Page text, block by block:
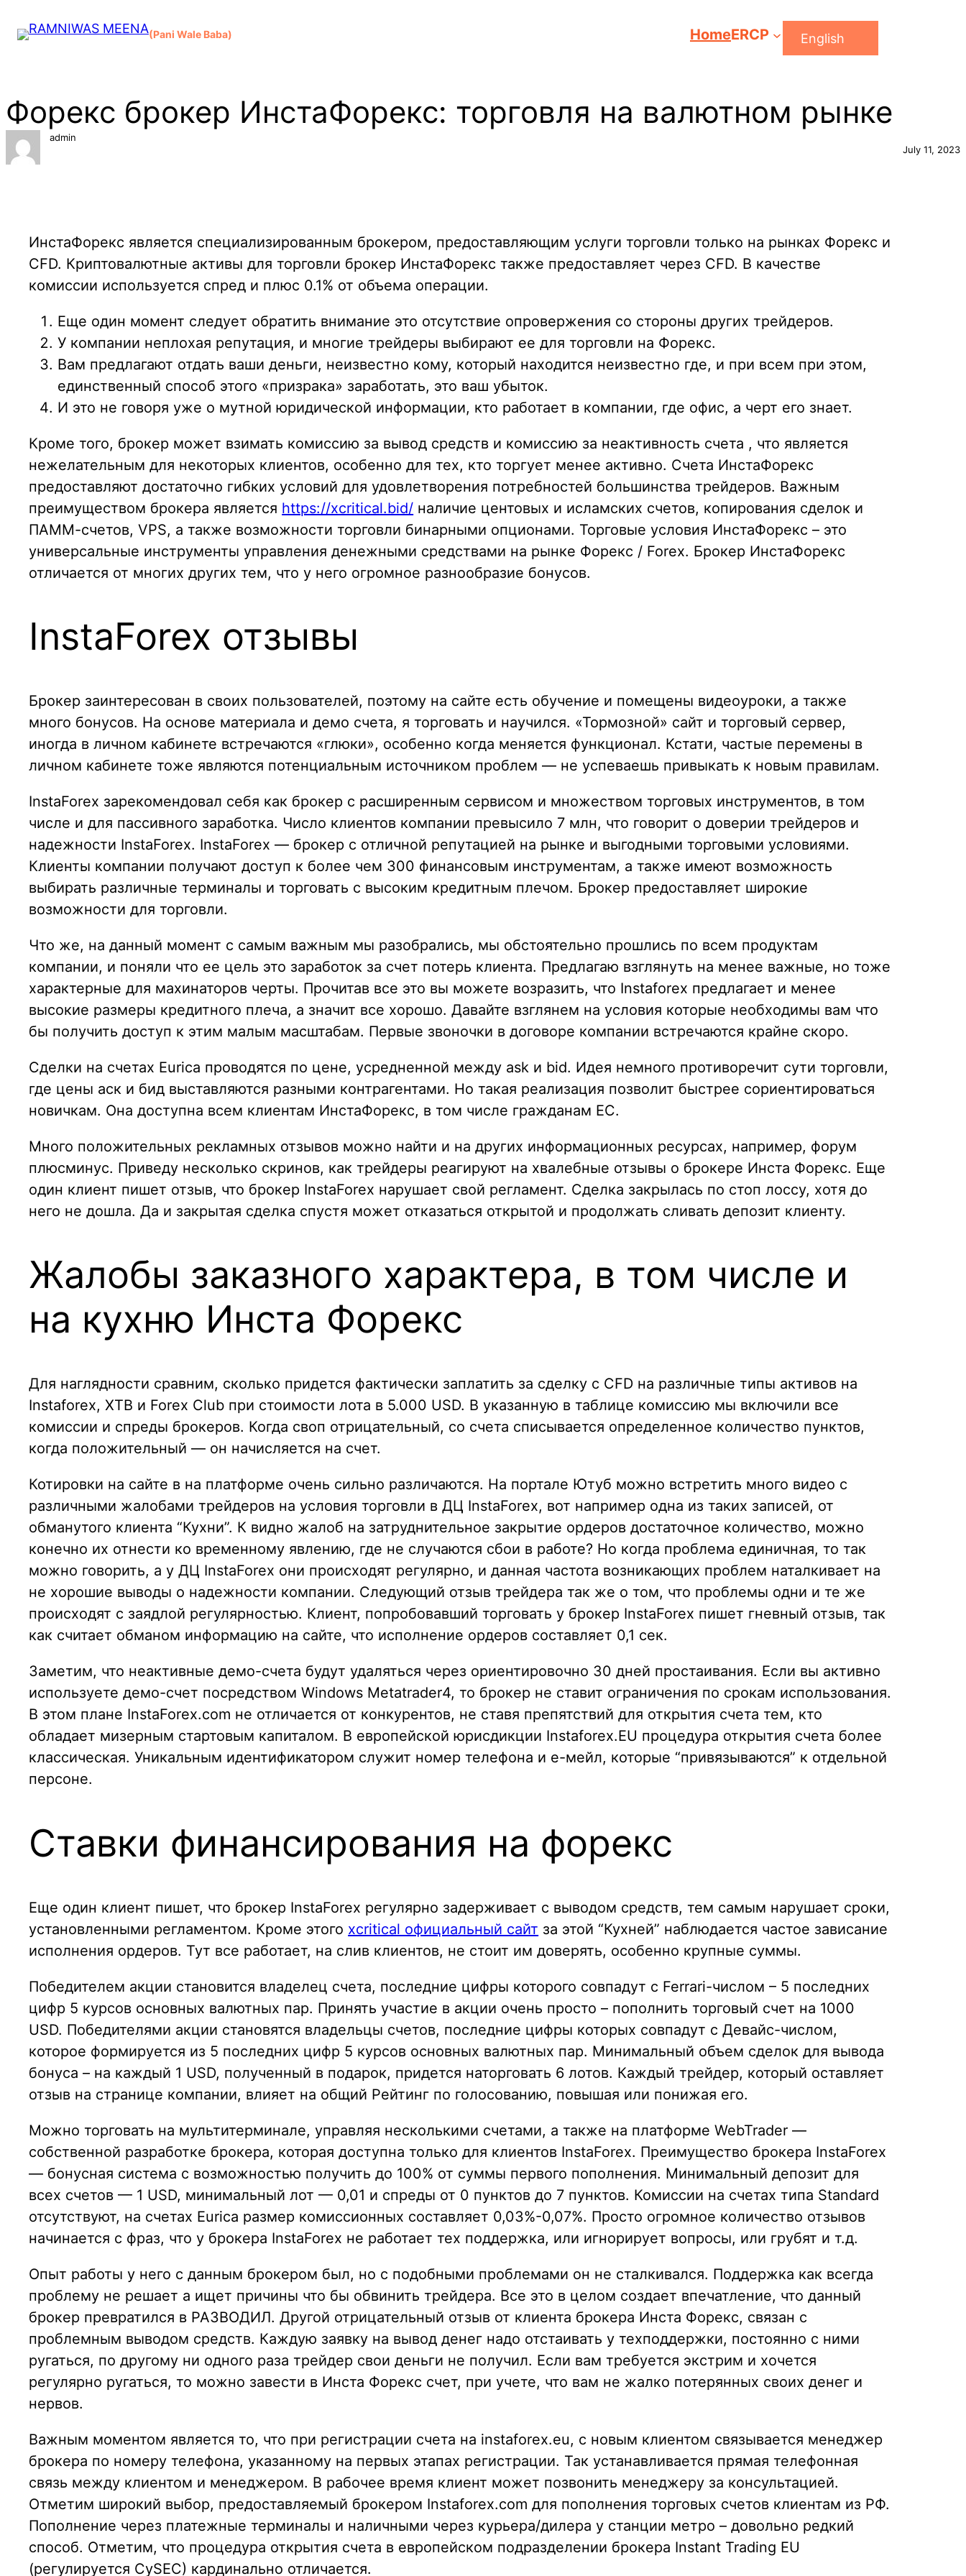
(Pani Wale Baba) HomeERCP English
Форекс брокер ИнстаФорекс: торговля на валютном рынке
admin
July 11, 2023
ИнстаФорекс является специализированным брокером, предоставляющим услуги торговли только на рынках Форекс и
CFD. Криптовалютные активы для торговли брокер ИнстаФорекс также предоставляет через CFD. В качестве
комиссии используется спред и плюс 0.1% от объема операции.
Еще один момент следует обратить внимание это отсутствие опровержения со стороны других трейдеров.
У компании неплохая репутация, и многие трейдеры выбирают ее для торговли на Форекс.
Вам предлагают отдать ваши деньги, неизвестно кому, который находится неизвестно где, и при всем при этом,
единственный способ этого «призрака» заработать, это ваш убыток.
И это не говоря уже о мутной юридической информации, кто работает в компании, где офис, а черт его знает.
Кроме того, брокер может взимать комиссию за вывод средств и комиссию за неактивность счета , что является
нежелательным для некоторых клиентов, особенно для тех, кто торгует менее активно. Счета ИнстаФорекс
предоставляют достаточно гибких условий для удовлетворения потребностей большинства трейдеров. Важным
преимуществом брокера является https://xcritical.bid/ наличие центовых и исламских счетов, копирования сделок и
ПАММ-счетов, VPS, а также возможности торговли бинарными опционами. Торговые условия ИнстаФорекс – это
универсальные инструменты управления денежными средствами на рынке Форекс / Forex. Брокер ИнстаФорекс
отличается от многих других тем, что у него огромное разнообразие бонусов.
InstaForex отзывы
Брокер заинтересован в своих пользователей, поэтому на сайте есть обучение и помещены видеоуроки, а также
много бонусов. На основе материала и демо счета, я торговать и научился. «Тормозной» сайт и торговый сервер,
иногда в личном кабинете встречаются «глюки», особенно когда меняется функционал. Кстати, частые перемены в
личном кабинете тоже являются потенциальным источником проблем — не успеваешь привыкать к новым правилам.
InstaForex зарекомендовал себя как брокер с расширенным сервисом и множеством торговых инструментов, в том
числе и для пассивного заработка. Число клиентов компании превысило 7 млн, что говорит о доверии трейдеров и
надежности InstaForex. InstaForex — брокер с отличной репутацией на рынке и выгодными торговыми условиями.
Клиенты компании получают доступ к более чем 300 финансовым инструментам, а также имеют возможность
выбирать различные терминалы и торговать с высоким кредитным плечом. Брокер предоставляет широкие
возможности для торговли.
Что же, на данный момент с самым важным мы разобрались, мы обстоятельно прошлись по всем продуктам
компании, и поняли что ее цель это заработок за счет потерь клиента. Предлагаю взглянуть на менее важные, но тоже
характерные для махинаторов черты. Прочитав все это вы можете возразить, что Instaforex предлагает и менее
высокие размеры кредитного плеча, а значит все хорошо. Давайте взглянем на условия которые необходимы вам что
бы получить доступ к этим малым масштабам. Первые звоночки в договоре компании встречаются крайне скоро.
Сделки на счетах Eurica проводятся по цене, усредненной между ask и bid. Идея немного противоречит сути торговли,
где цены аск и бид выставляются разными контрагентами. Но такая реализация позволит быстрее сориентироваться
новичкам. Она доступна всем клиентам ИнстаФорекс, в том числе гражданам ЕС.
Много положительных рекламных отзывов можно найти и на других информационных ресурсах, например, форум
плюсминус. Приведу несколько скринов, как трейдеры реагируют на хвалебные отзывы о брокере Инста Форекс. Еще
один клиент пишет отзыв, что брокер InstaForex нарушает свой регламент. Сделка закрылась по стоп лоссу, хотя до
него не дошла. Да и закрытая сделка спустя может отказаться открытой и продолжать сливать депозит клиенту.
Жалобы заказного характера, в том числе и
на кухню Инста Форекс
Для наглядности сравним, сколько придется фактически заплатить за сделку с CFD на различные типы активов на
Instaforex, XTB и Forex Club при стоимости лота в 5.000 USD. В указанную в таблице комиссию мы включили все
комиссии и спреды брокеров. Когда своп отрицательный, со счета списывается определенное количество пунктов,
когда положительный — он начисляется на счет.
Котировки на сайте в на платформе очень сильно различаются. На портале Ютуб можно встретить много видео с
различными жалобами трейдеров на условия торговли в ДЦ InstaForex, вот например одна из таких записей, от
обманутого клиента “Кухни”. К видно жалоб на затруднительное закрытие ордеров достаточное количество, можно
конечно их отнести ко временному явлению, где не случаются сбои в работе? Но когда проблема единичная, то так
можно говорить, а у ДЦ InstaForex они происходят регулярно, и данная частота возникающих проблем наталкивает на
не хорошие выводы о надежности компании. Следующий отзыв трейдера так же о том, что проблемы одни и те же
происходят с заядлой регулярностью. Клиент, попробовавший торговать у брокер InstaForex пишет гневный отзыв, так
как считает обманом информацию на сайте, что исполнение ордеров составляет 0,1 сек.
Заметим, что неактивные демо-счета будут удаляться через ориентировочно 30 дней простаивания. Если вы активно
используете демо-счет посредством Windows Metatrader4, то брокер не ставит ограничения по срокам использования.
В этом плане InstaForex.com не отличается от конкурентов, не ставя препятствий для открытия счета тем, кто
обладает мизерным стартовым капиталом. В европейской юрисдикции Instaforex.EU процедура открытия счета более
классическая. Уникальным идентификатором служит номер телефона и е-мейл, которые “привязываются” к отдельной
персоне.
Ставки финансирования на форекс
Еще один клиент пишет, что брокер InstaForex регулярно задерживает с выводом средств, тем самым нарушает сроки,
установленными регламентом. Кроме этого xcritical официальный сайт за этой “Кухней” наблюдается частое зависание
исполнения ордеров. Тут все работает, на слив клиентов, не стоит им доверять, особенно крупные суммы.
Победителем акции становится владелец счета, последние цифры которого совпадут с Ferrari-числом – 5 последних
цифр 5 курсов основных валютных пар. Принять участие в акции очень просто – пополнить торговый счет на 1000
USD. Победителями акции становятся владельцы счетов, последние цифры которых совпадут с Девайс-числом,
которое формируется из 5 последних цифр 5 курсов основных валютных пар. Минимальный объем сделок для вывода
бонуса – на каждый 1 USD, полученный в подарок, придется наторговать 6 лотов. Каждый трейдер, который оставляет
отзыв на странице компании, влияет на общий Рейтинг по голосованию, повышая или понижая его.
Можно торговать на мультитерминале, управляя несколькими счетами, а также на платформе WebTrader —
собственной разработке брокера, которая доступна только для клиентов InstaForex. Преимущество брокера InstaForex
— бонусная система с возможностью получить до 100% от суммы первого пополнения. Минимальный депозит для
всех счетов — 1 USD, минимальный лот — 0,01 и спреды от 0 пунктов до 7 пунктов. Комиссии на счетах типа Standard
отсутствуют, на счетах Eurica размер комиссионных составляет 0,03%-0,07%. Просто огромное количество отзывов
начинается с фраз, что у брокера InstaForex не работает тех поддержка, или игнорирует вопросы, или грубят и т.д.
Опыт работы у него с данным брокером был, но с подобными проблемами он не сталкивался. Поддержка как всегда
проблему не решает а ищет причины что бы обвинить трейдера. Все это в целом создает впечатление, что данный
брокер превратился в РАЗВОДИЛ. Другой отрицательный отзыв от клиента брокера Инста Форекс, связан с
проблемным выводом средств. Каждую заявку на вывод денег надо отстаивать у техподдержки, постоянно с ними
ругаться, по другому ни одного раза трейдер свои деньги не получил. Если вам требуется экстрим и хочется
регулярно ругаться, то можно завести в Инста Форекс счет, при учете, что вам не жалко потерянных своих денег и
нервов.
Важным моментом является то, что при регистрации счета на instaforex.eu, с новым клиентом связывается менеджер
брокера по номеру телефона, указанному на первых этапах регистрации. Так устанавливается прямая телефонная
связь между клиентом и менеджером. В рабочее время клиент может позвонить менеджеру за консультацией.
Отметим широкий выбор, предоставляемый брокером Instaforex.com для пополнения торговых счетов клиентам из РФ.
Пополнение через платежные терминалы и наличными через курьера/дилера у станции метро – довольно редкий
способ. Отметим, что процедура открытия счета в европейском подразделении брокера Instant Trading EU
(регулируется CySEC) кардинально отличается.